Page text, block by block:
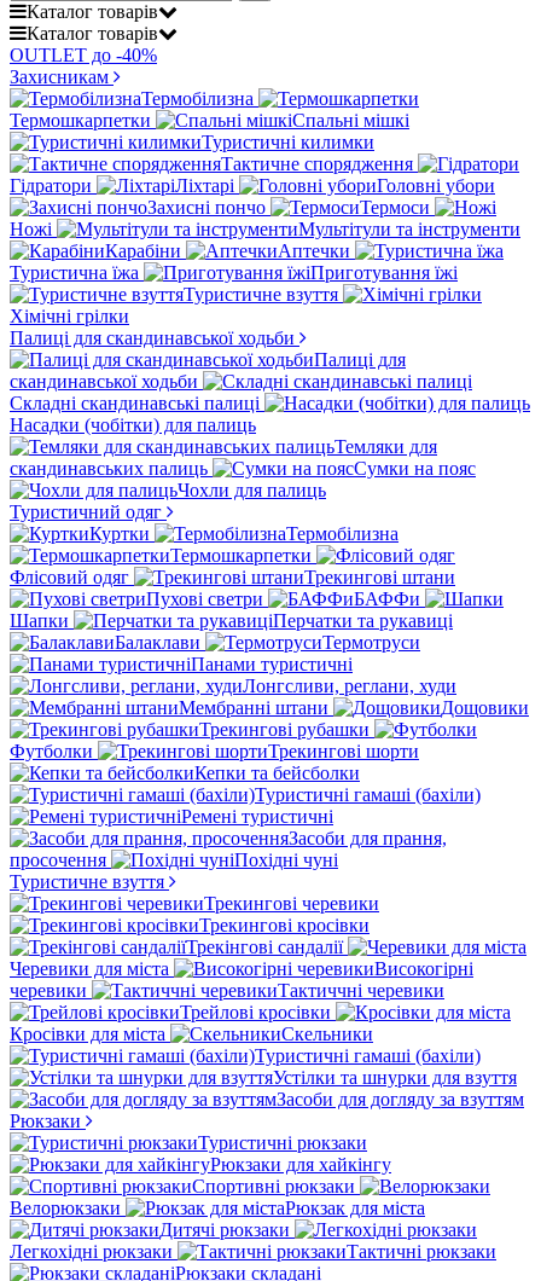
Каталог товарів
Каталог товарів
OUTLET до -40%
Захисникам
Термобілизна
Термошкарпетки
Спальні мішкі
Туристичні килимки
Тактичне спорядження
Гідратори
Ліхтарі
Головні убори
Захисні пончо
Термоси
Ножі
Мультітули та інструменти
Карабіни
Аптечки
Туристична їжа
Приготування їжі
Туристичне взуття
Хімічні грілки
Палиці для скандинавської ходьби
Палиці для
скандинавської ходьби
Складні скандинавські палиці
Насадки (чобітки) для палиць
Темляки для
скандинавських палиць
Сумки на пояс
Чохли для палиць
Туристичний одяг
Куртки
Термобілизна
Термошкарпетки
Флісовий одяг
Трекингові штани
Пухові светри
БАФФи
Шапки
Перчатки та рукавиці
Балаклави
Термотруси
Панами туристичні
Лонгсливи, реглани, худи
Мембранні штани
Дощовики
Трекингові рубашки
Футболки
Трекингові шорти
Кепки та бейсболки
Туристичні гамаші (бахіли)
Ремені туристичні
Засоби для прання,
просочення
Похідні чуні
Туристичне взуття
Трекингові черевики
Трекингові кросівки
Трекінгові сандалії
Черевики для міста
Високогірні
черевики
Тактиччні черевики
Трейлові кросівки
Кросівки для міста
Скельники
Туристичні гамаші (бахіли)
Устілки та шнурки для взуття
Засоби для догляду за взуттям
Рюкзаки
Туристичні рюкзаки
Рюкзаки для хайкінгу
Спортивні рюкзаки
Велорюкзаки
Рюкзак для міста
Дитячі рюкзаки
Легкохідні рюкзаки
Тактичні рюкзаки
Рюкзаки складані